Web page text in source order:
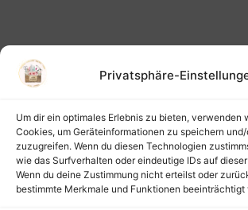
Privatsphäre-
Um dir ein optimales Erlebnis zu bieten, verwenden
Cookies, um Geräteinformationen zu speichern
zuzugreifen. Wenn du diesen Technologien
wie das Surfverhalten oder eindeutige IDs auf
Wenn du deine Zustimmung nicht erteilst oder
bestimmte Merkmale und Funktionen beeinträchtigt